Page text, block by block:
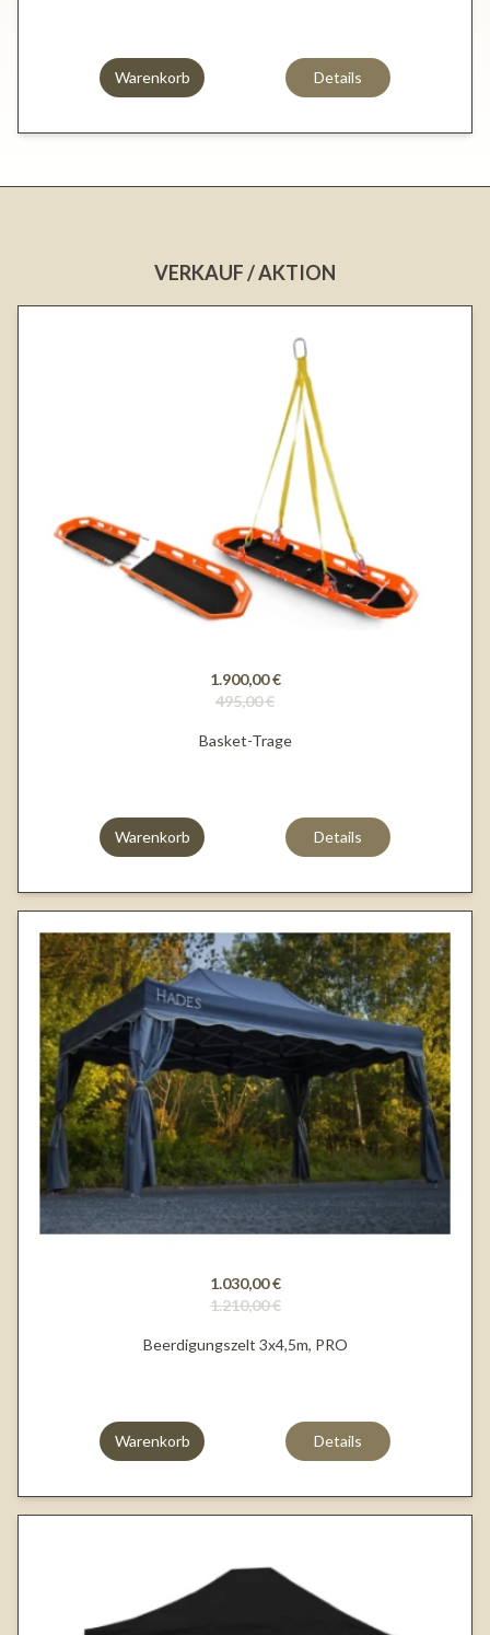
Warenkorb Details
VERKAUF / AKTION
1.900,00 €
495,00 €
Basket-Trage
Warenkorb Details
1.030,00 €
1.210,00 €
Beerdigungszelt 3x4,5m, PRO
Warenkorb Details